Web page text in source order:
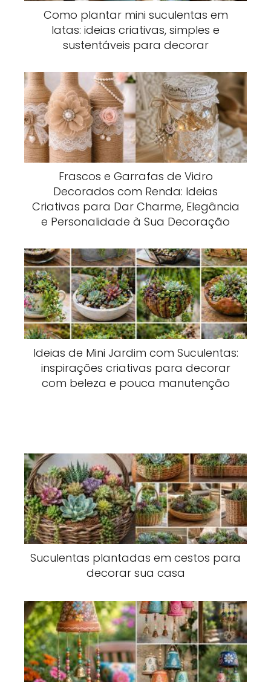
Como plantar mini suculentas em
latas: ideias criativas, simples e
sustentáveis para decorar
Frascos e Garrafas de Vidro
Decorados com Renda: Ideias
Criativas para Dar Charme, Elegância
e Personalidade à Sua Decoração
Ideias de Mini Jardim com Suculentas:
inspirações criativas para decorar
com beleza e pouca manutenção
Suculentas plantadas em cestos para
decorar sua casa